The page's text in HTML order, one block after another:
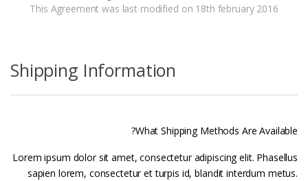
This Agreement was last modified on 18th february 2016
Shipping Information
What Shipping Methods Are Available?
Lorem ipsum dolor sit amet, consectetur adipiscing elit. Phasellus
sapien lorem, consectetur et turpis id, blandit interdum metus.